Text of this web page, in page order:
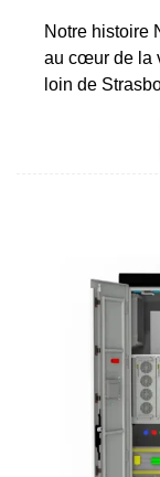
Notre histoire
au cœur de la
loin de